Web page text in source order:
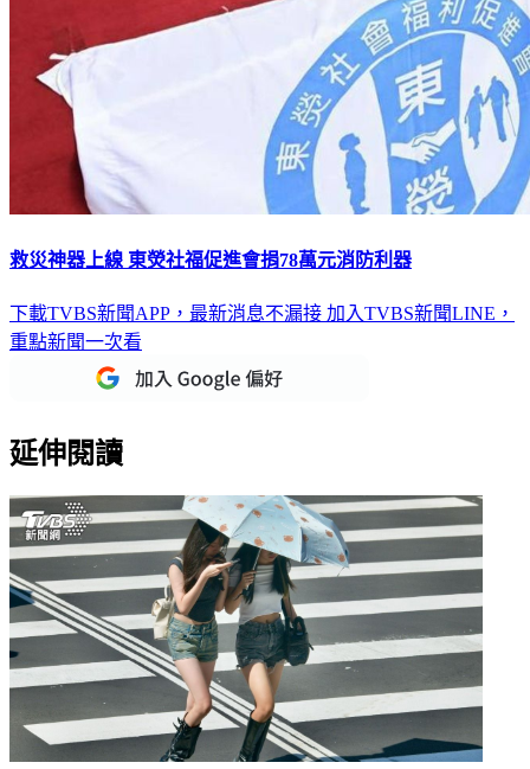
救災神器上線 東熒社福促進會捐78萬元消防利器
下載TVBS新聞APP，最新消息不漏接 加入TVBS新聞LINE，
重點新聞一次看
延伸閱讀